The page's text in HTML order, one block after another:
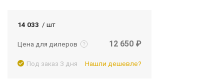
14 033 / шт
Цена для дилеров
Подробнее
12 650 ₽
Под заказ 3 дня Нашли дешевле?